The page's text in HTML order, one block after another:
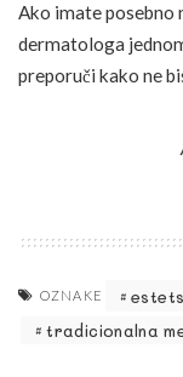
Ako imate posebno
dermatologa
preporuči kako ne
OZNAKE
tradicionalna